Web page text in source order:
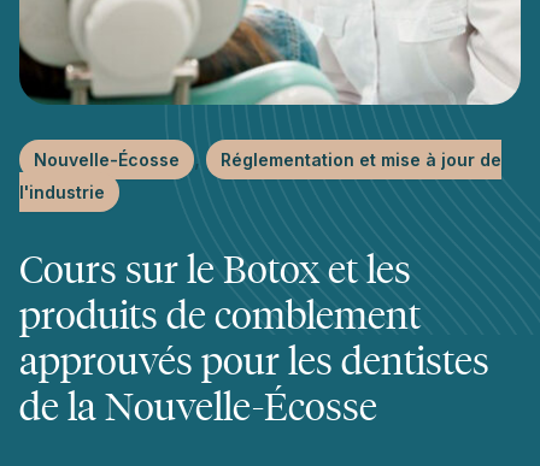
Nouvelle-Écosse ,
Réglementation et mise à jour de
l'industrie
Cours sur le Botox et les
produits de comblement
approuvés pour les dentistes
de la Nouvelle-Écosse